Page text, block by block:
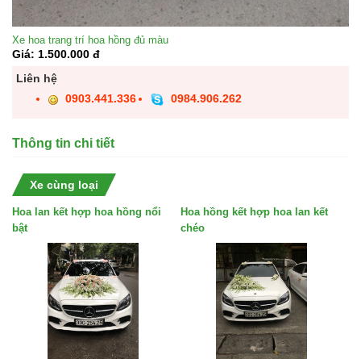
Xe hoa trang trí hoa hồng đủ màu
Giá: 1.500.000 đ
Liên hệ
0903.441.336
0984.906.262
Thông tin chi tiết
Xe cùng loại
Hoa lan kết hợp hoa hồng nổi
bật
Hoa hồng kết hợp hoa lan kết
chéo